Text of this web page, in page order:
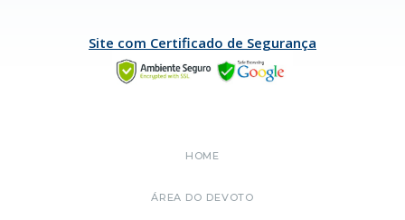
Site com Certificado de Segurança
HOME
ÁREA DO DEVOTO